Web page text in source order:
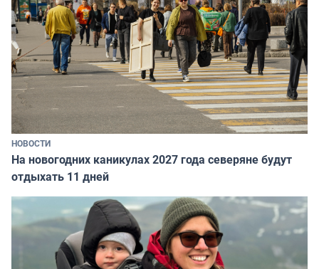
НОВОСТИ
На новогодних каникулах 2027 года северяне будут
отдыхать 11 дней